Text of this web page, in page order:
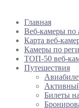
Главная
Веб-камеры по
Карта веб-
Камеры по
ТОП-50 веб-
Путешествия
Билеты